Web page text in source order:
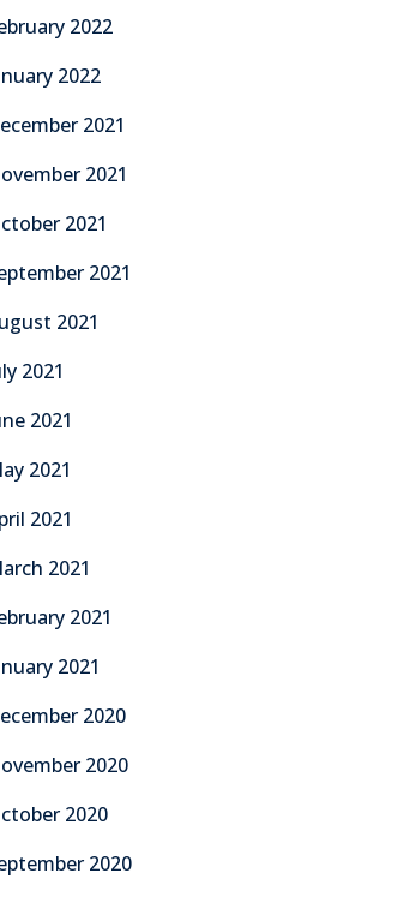
2022
2022
2021
2021
2021
2021
2021
2021
2021
2021
2021
2021
2021
2021
2020
2020
2020
2020